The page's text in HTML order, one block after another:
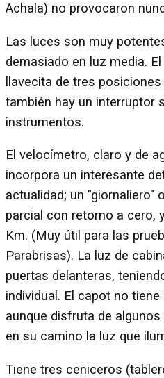
Achala) no provocaron
Las luces son muy
demasiado en luz media.
llavecita de tres
también hay un interruptor
instrumentos.
El velocímetro, claro y de
incorpora un interesante
actualidad; un "giornaliero"
parcial con retorno a cero,
Km. (Muy útil para las
Parabrisas). La luz de
puertas delanteras,
individual. El capot no
aunque disfruta de
en su camino la luz que
Tiene tres ceniceros